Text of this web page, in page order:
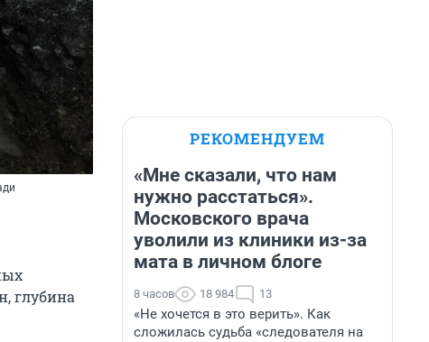
глубина
РЕКОМЕНДУЕМ
«Мне сказали, что нам
нужно расстаться».
Московского врача
уволили из клиники из-за
мата в личном блоге
8 часов 18 984 13
«Не хочется в это верить». Как
сложилась судьба «следователя на